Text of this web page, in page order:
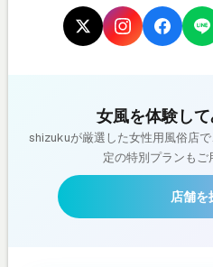
女風を体験し
shizukuが厳選した女性用風俗店
定の特別プランもご
店舗を